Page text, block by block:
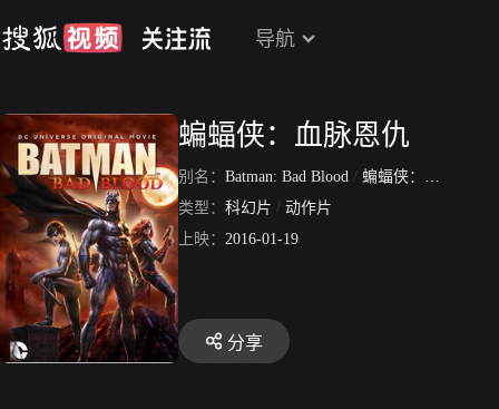
导航
蝙蝠侠：血脉恩仇
别名： Batman: Bad Blood / 蝙蝠侠：坏血
类型： 科幻片 / 动作片
上映： 2016-01-19
分享